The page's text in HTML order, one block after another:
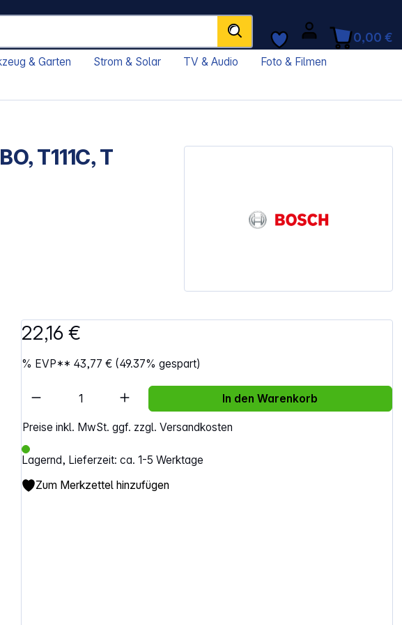
0,00 €
& Garten Strom & Solar TV & Audio
Foto & Filmen
T111C, T
22,16 €
% EVP** 43,77 € (49.37% gespart)
Preise inkl. MwSt. ggf. zzgl. Versandkosten
Lagernd, Lieferzeit: ca. 1-5 Werktage
Artikel Anzahl: Gib den gewünschten Wert ein
In den Warenkorb
Zum Merkzettel hinzufügen